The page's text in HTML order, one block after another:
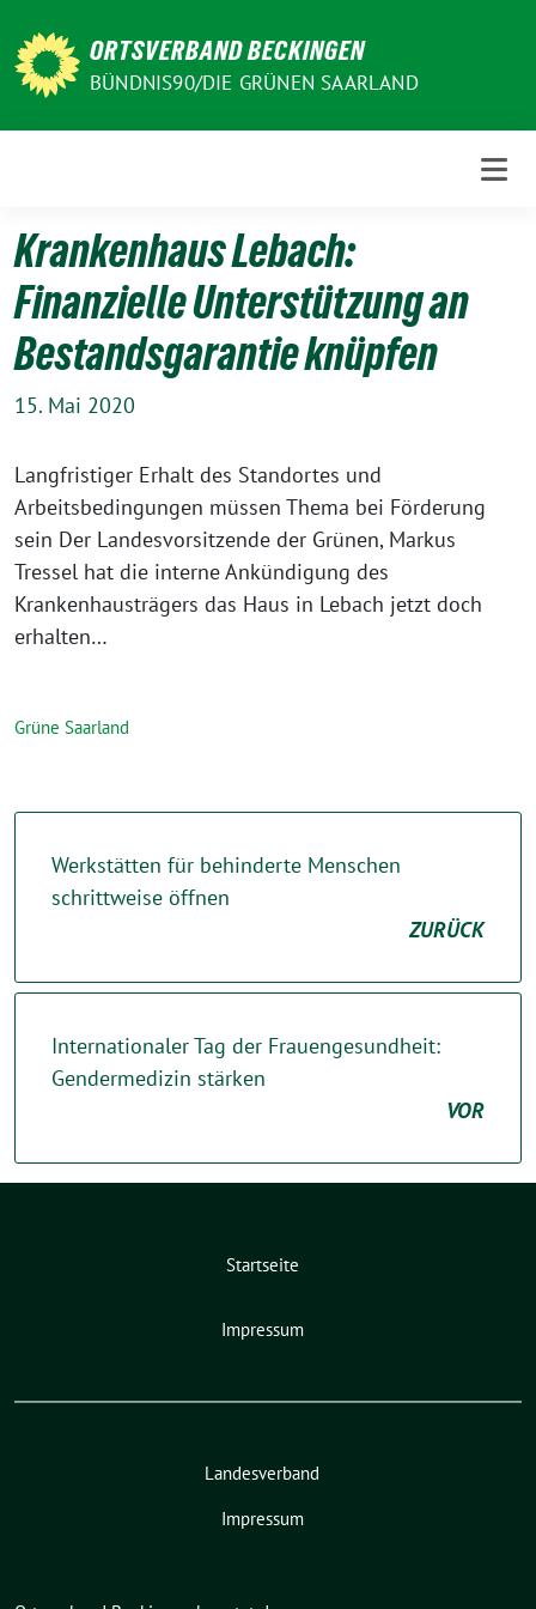
zum
Inhalt
ORTSVERBAND BECKINGEN
BÜNDNIS90/DIE GRÜNEN SAARLAND
Krankenhaus Lebach:
Finanzielle Unterstützung an
Bestandsgarantie knüpfen
15. Mai 2020
Langfristiger Erhalt des Standortes und
Arbeitsbedingungen müssen Thema bei Förderung
sein Der Landesvorsitzende der Grünen, Markus
Tressel hat die interne Ankündigung des
Krankenhausträgers das Haus in Lebach jetzt doch
erhalten…
Grüne Saarland
Werkstätten für behinderte Menschen
schrittweise öffnen
ZURÜCK
Internationaler Tag der Frauengesundheit:
Gendermedizin stärken
VOR
Startseite
Impressum
Landesverband
Impressum